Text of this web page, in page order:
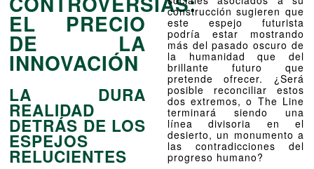
EL PRECIO
DE LA
INNOVACIÓN
LA DURA
REALIDAD
DETRÁS DE LOS
ESPEJOS
RELUCIENTES
construcción sugieren que
este espejo futurista
podría estar mostrando
más del pasado oscuro de
la humanidad que del
brillante futuro que
pretende ofrecer. ¿Será
posible reconciliar estos
dos extremos, o The Line
terminará siendo una
línea divisoria en el
desierto, un monumento a
las contradicciones del
progreso humano?